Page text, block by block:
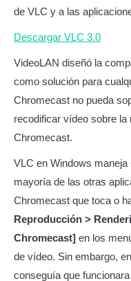
de VLC y a las
Descargar VLC 3.0
VideoLAN diseñó la
como solución para
Chromecast no pueda
recodificar vídeo sobre
Chromecast.
VLC en Windows
mayoría de las otras
Chromecast que toca o
Reproducción >
Chromecast] en los
de vídeo. Sin embargo,
conseguía que